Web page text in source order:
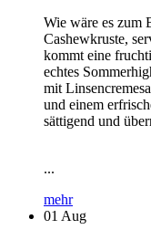
Wie wäre es zum
Cashewkruste,
kommt eine
echtes
mit
und einem
sättigend und
...
mehr
01 Aug